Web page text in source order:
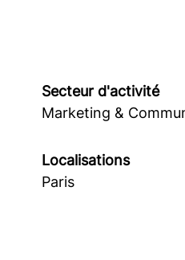
Secteur d'activité
Marketing &
Localisations
Paris